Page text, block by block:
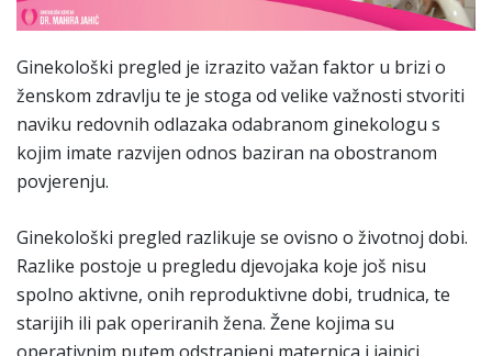
Ginekološki pregled je izrazito važan faktor u brizi o
ženskom zdravlju te je stoga od velike važnosti stvoriti
naviku redovnih odlazaka odabranom ginekologu s
kojim imate razvijen odnos baziran na obostranom
povjerenju.
Ginekološki pregled razlikuje se ovisno o životnoj dobi.
Razlike postoje u pregledu djevojaka koje još nisu
spolno aktivne, onih reproduktivne dobi, trudnica, te
starijih ili pak operiranih žena. Žene kojima su